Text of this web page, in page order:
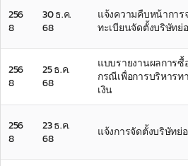
256
8
30 ธ.ค.
68
แจ้งความคืบหน้าการ
ทะเบียนจัดตั้งบริษัทย่
256
8
25 ธ.ค.
68
แบบรายงานผลการ
กรณีเพื่อการบริหารท
เงิน
256
8
23 ธ.ค.
68
แจ้งการจัดตั้งบริษัทย่